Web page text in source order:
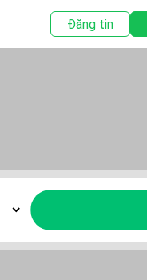
Đăng tin